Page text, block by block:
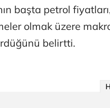
başta petrol
olmak üzere
belirtti.